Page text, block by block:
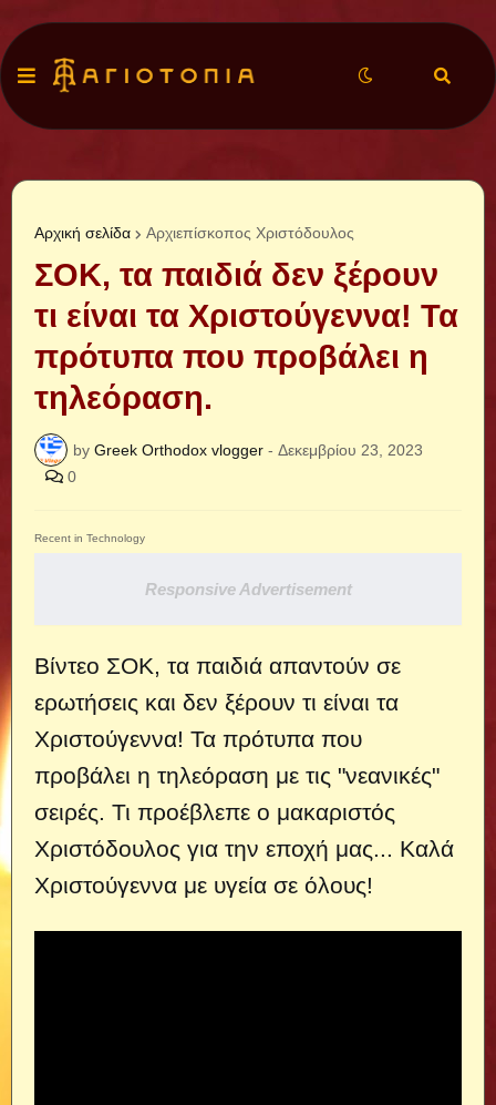
Αρχική σελίδα Αρχιεπίσκοπος Χριστόδουλος
ΣΟΚ, τα παιδιά δεν ξέρουν
τι είναι τα Χριστούγεννα! Τα
πρότυπα που προβάλει η
τηλεόραση.
by Greek Orthodox vlogger - Δεκεμβρίου 23, 2023
0
Recent in Technology
Responsive Advertisement
Βίντεο ΣΟΚ, τα παιδιά απαντούν σε
ερωτήσεις και δεν ξέρουν τι είναι τα
Χριστούγεννα! Τα πρότυπα που
προβάλει η τηλεόραση με τις "νεανικές"
σειρές. Τι προέβλεπε ο μακαριστός
Χριστόδουλος για την εποχή μας... Καλά
Χριστούγεννα με υγεία σε όλους!